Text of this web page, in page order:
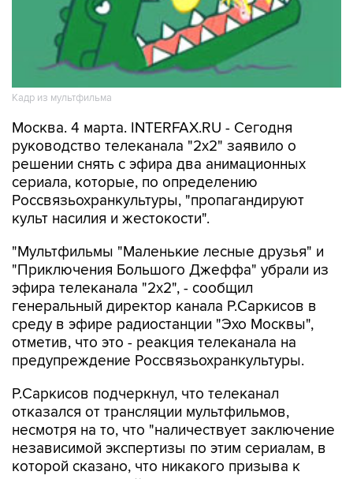
Кадр из мультфильма
Москва. 4 марта. INTERFAX.RU - Сегодня
руководство телеканала "2х2" заявило о
решении снять с эфира два анимационных
сериала, которые, по определению
Россвязьохранкультуры, "пропагандируют
культ насилия и жестокости".
"Мультфильмы "Маленькие лесные друзья" и
"Приключения Большого Джеффа" убрали из
эфира телеканала "2х2", - сообщил
генеральный директор канала Р.Саркисов в
среду в эфире радиостанции "Эхо Москвы",
отметив, что это - реакция телеканала на
предупреждение Россвязьохранкультуры.
Р.Саркисов подчеркнул, что телеканал
отказался от трансляции мультфильмов,
несмотря на то, что "наличествует заключение
независимой экспертизы по этим сериалам, в
которой сказано, что никакого призыва к